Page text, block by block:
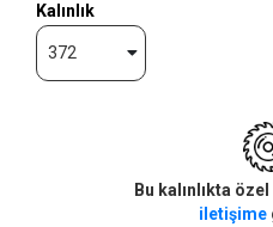
Kalınlık
372
Bu kalınlıkta
iletişime